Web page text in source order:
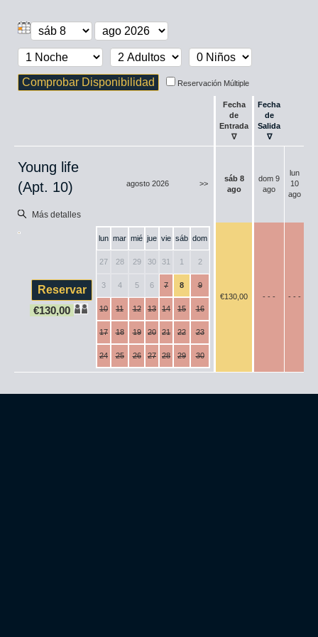
Reservación Múltiple
Fecha
de
Entrada
∇
Fecha
de
Salida
∇
Young life
(Apt. 10)
Más detalles
>>
agosto 2026
sáb 8
ago
dom 9
ago
lun
10
ago
€130,00
lun mar mié jue vie sáb dom
27 28 29 30 31 1 2
3 4 5 6 7 8 9
10 11 12 13 14 15 16
17 18 19 20 21 22 23
24 25 26 27 28 29 30
€130 ,00 - - - - - -